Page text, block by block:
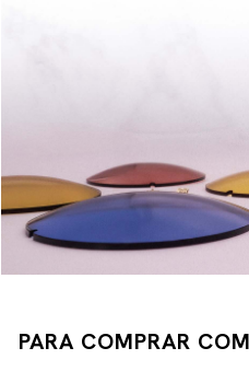
PARA COMPRAR